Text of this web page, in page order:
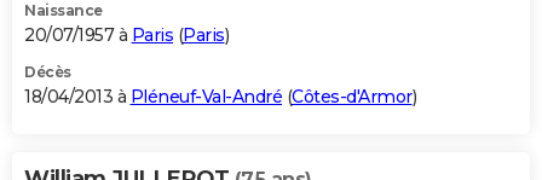
Naissance
20/07/1957 à Paris (Paris)
Décès
18/04/2013 à Pléneuf-Val-André (Côtes-d'Armor)